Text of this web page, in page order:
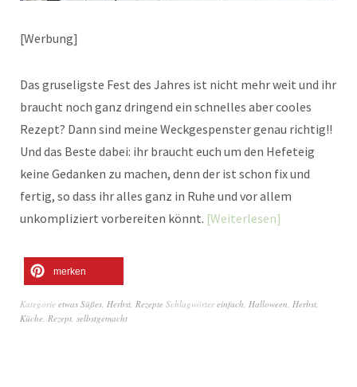
[Werbung]
Das gruseligste Fest des Jahres ist nicht mehr weit und ihr
braucht noch ganz dringend ein schnelles aber cooles
Rezept? Dann sind meine Weckgespenster genau richtig!!
Und das Beste dabei: ihr braucht euch um den Hefeteig
keine Gedanken zu machen, denn der ist schon fix und
fertig, so dass ihr alles ganz in Ruhe und vor allem
unkompliziert vorbereiten könnt. Weiterlesen
merken
Kategorie etwas Süßes, Herbst, Rezepte Schlagwörtereinfach, Halloween, Herbst,
Küche, Rezept, selbstgemacht